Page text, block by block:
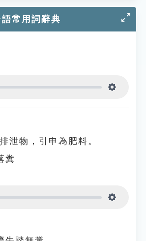
常用詞辭典
排泄物，引申為肥料。
糞